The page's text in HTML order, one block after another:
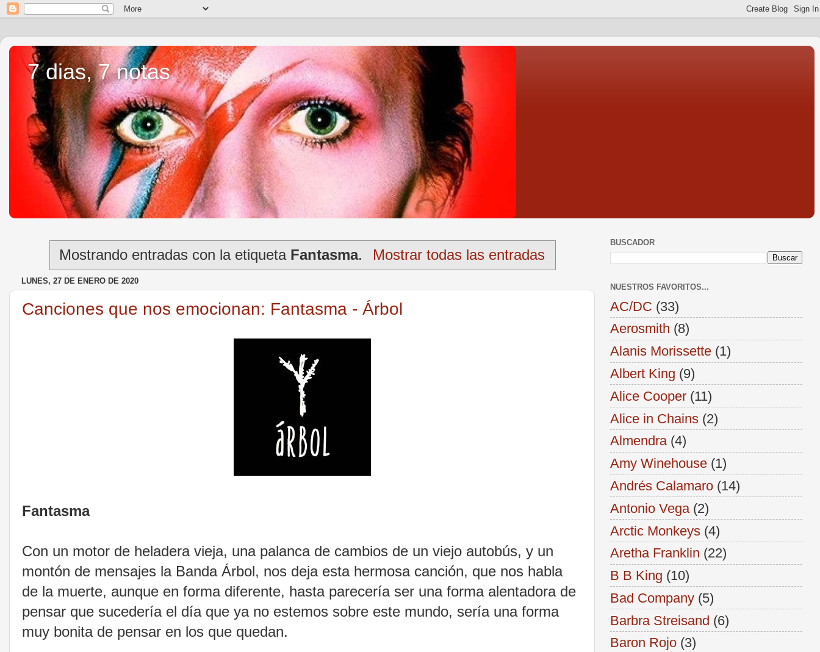
7 dias, 7 notas
Mostrando entradas con la etiqueta Fantasma. Mostrar todas las entradas
LUNES, 27 DE ENERO DE 2020
Canciones que nos emocionan: Fantasma - Árbol
Fantasma
Con un motor de heladera vieja, una palanca de cambios de un viejo autobús, y un
montón de mensajes la Banda Árbol, nos deja esta hermosa canción, que nos habla
de la muerte, aunque en forma diferente, hasta parecería ser una forma alentadora de
pensar que sucedería el día que ya no estemos sobre este mundo, sería una forma
muy bonita de pensar en los que quedan.
BUSCADOR
NUESTROS FAVORITOS...
AC/DC (33)
Aerosmith (8)
Alanis Morissette (1)
Albert King (9)
Alice Cooper (11)
Alice in Chains (2)
Almendra (4)
Amy Winehouse (1)
Andrés Calamaro (14)
Antonio Vega (2)
Arctic Monkeys (4)
Aretha Franklin (22)
B B King (10)
Bad Company (5)
Barbra Streisand (6)
Baron Rojo (3)